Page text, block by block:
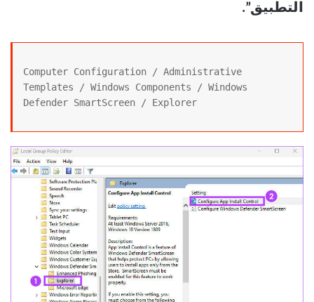
التطبيق”.
Computer Configuration / Administrative
Templates / Windows Components / Windows
Defender SmartScreen / Explorer